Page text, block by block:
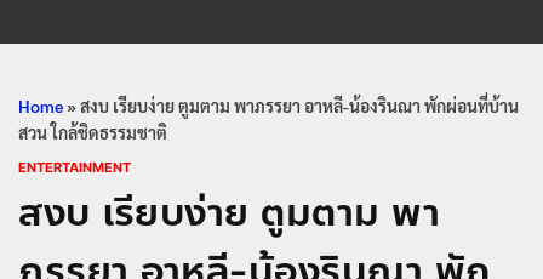
Home»สงบ เรียบง่าย ตูมตาม พาภรรยา อาหลี-น้องรินณา พักผ่อนที่บ้าน
สวน ใกล้ชิดธรรมชาติ
ENTERTAINMENT
สงบ เรียบง่าย ตูมตาม พา